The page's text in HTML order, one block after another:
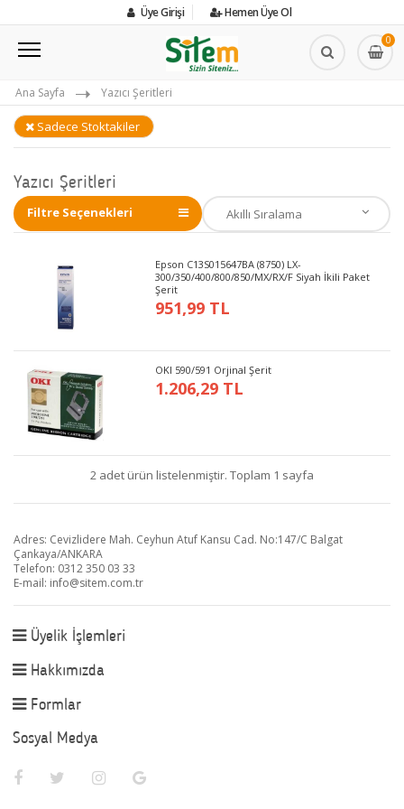
Üye Girişi Hemen Üye Ol
0
Ana Sayfa Yazıcı Şeritleri
Sadece Stoktakiler
Yazıcı Şeritleri
Filtre Seçenekleri
Epson C13S015647BA (8750) LX-
300/350/400/800/850/MX/RX/F Siyah İkili Paket
Şerit
951,99 TL
OKI 590/591 Orjinal Şerit
1.206,29 TL
2 adet ürün listelenmiştir. Toplam 1 sayfa
Adres: Cevizlidere Mah. Ceyhun Atuf Kansu Cad. No:147/C Balgat
Çankaya/ANKARA
Telefon: 0312 350 03 33
E-mail: info@sitem.com.tr
Üyelik İşlemleri
Hakkımızda
Formlar
Sosyal Medya